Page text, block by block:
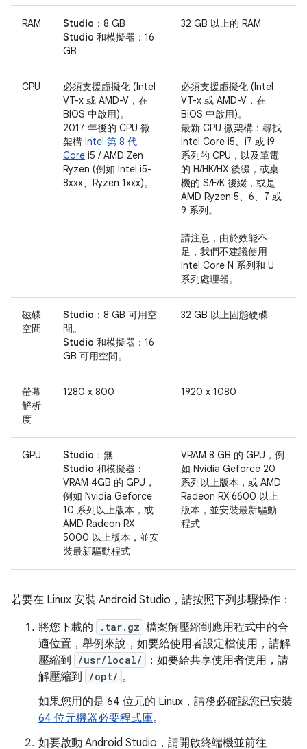
RAM Studio： 8 GB
Studio 和模擬器： 16
GB
32 GB 以上的 RAM
CPU
必須支援虛擬化 (Intel
VT-x 或 AMD-V，在
BIOS 中啟用)。
2017 年後的 CPU 微
架構 Intel 第 8 代
Core i5 / AMD Zen
Ryzen (例如 Intel i5-
8xxx、Ryzen 1xxx)。
必須支援虛擬化 (Intel
VT-x 或 AMD-V，在
BIOS 中啟用)。
最新 CPU 微架構：尋找
Intel Core i5、i7 或 i9
系列的 CPU，以及筆電
的 H/HK/HX 後綴，或桌
機的 S/F/K 後綴，或是
AMD Ryzen 5、6、7 或
9 系列。
請注意，由於效能不
足，我們不建議使用
Intel Core N 系列和 U
系列處理器。
磁碟
空間
Studio： 8 GB 可用空
間。
Studio 和模擬器： 16
GB 可用空間。
32 GB 以上固態硬碟
螢幕
解析
度
1280 x 800 1920 x 1080
GPU Studio： 無
Studio 和模擬器：
VRAM 4GB 的 GPU，
例如 Nvidia Geforce
10 系列以上版本，或
AMD Radeon RX
5000 以上版本，並安
裝最新驅動程式
VRAM 8 GB 的 GPU，例
如 Nvidia Geforce 20
系列以上版本，或 AMD
Radeon RX 6600 以上
版本，並安裝最新驅動
程式
若要在 Linux 安裝 Android Studio，請按照下列步驟操作：
將您下載的
.tar.gz 檔案解壓縮到應用程式中的合
適位置，舉例來說，如要給使用者設定檔使用，請解
壓縮到
/usr/local/
；如要給共享使用者使用，請
解壓縮到
/opt/ 。
如果您用的是 64 位元的 Linux，請務必確認您已安裝
64 位元機器必要程式庫。
如要啟動 Android Studio，請開啟終端機並前往